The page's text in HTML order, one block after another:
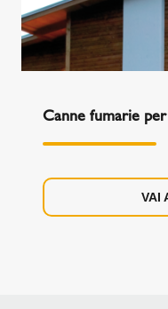
Canne fumarie
VAI